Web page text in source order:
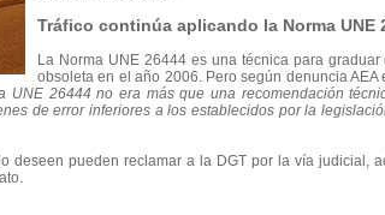
Tráfico continúa aplicando la Norma UNE
La Norma UNE 26444 es una técnica para
obsoleta en el año 2006. Pero según denuncia AEA
UNE 26444 no era más que una recomendación
de error inferiores a los establecidos por la
deseen pueden reclamar a la DGT por la vía judicial,